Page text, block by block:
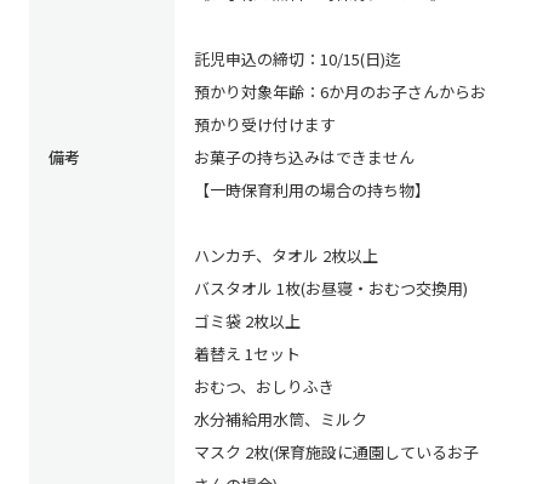
備考
託児申込の締切：10/15(日)迄
預かり対象年齢：6か月のお子さんからお
預かり受け付けます
お菓子の持ち込みはできません
【一時保育利用の場合の持ち物】
ハンカチ、タオル 2枚以上
バスタオル 1枚(お昼寝・おむつ交換用)
ゴミ袋 2枚以上
着替え 1セット
おむつ、おしりふき
水分補給用水筒、ミルク
マスク 2枚(保育施設に通園しているお子